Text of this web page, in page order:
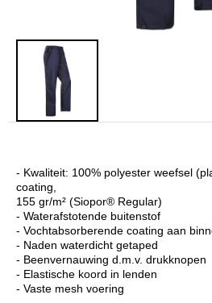
- Kwaliteit: 100% polyester weefsel
coating,
155 gr/m² (Siopor® Regular)
- Waterafstotende buitenstof
- Vochtabsorberende coating aan
- Naden waterdicht getaped
- Beenvernauwing d.m.v. drukknopen
- Elastische koord in lenden
- Vaste mesh voering